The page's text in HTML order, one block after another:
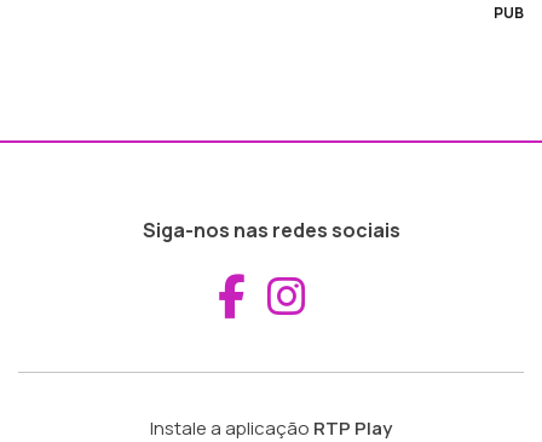
PUB
Siga-nos nas redes sociais
Aceder ao
Instale a aplicação RTP Play